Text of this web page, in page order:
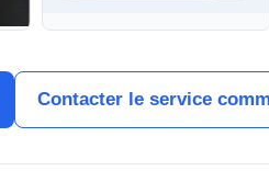
Contacter le service